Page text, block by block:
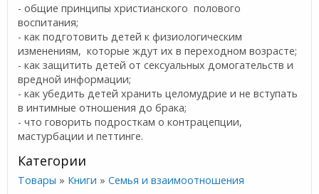
- общие принципы христианского полового
воспитания;
- как подготовить детей к физиологическим
изменениям, которые ждут их в переходном возрасте;
- как защитить детей от сексуальных домогательств и
вредной информации;
- как убедить детей хранить целомудрие и не вступать
в интимные отношения до брака;
- что говорить подросткам о контрацепции,
мастурбации и петтинге.
Категории
Товары » Книги »Семья и взаимоотношения